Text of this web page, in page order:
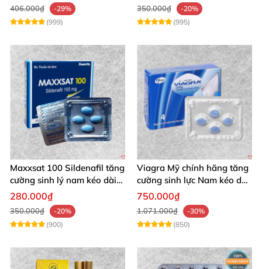
406.000₫
-29%
(999)
350.000₫
-20%
(995)
Maxxsat 100 Sildenafil tăng
cường sinh lý nam kéo dài
hiệu quả
280.000₫
350.000₫
-20%
(900)
Viagra Mỹ chính hãng tăng
cường sinh lực Nam kéo dài
thời gian giao hợp
750.000₫
1.071.000₫
-30%
(850)